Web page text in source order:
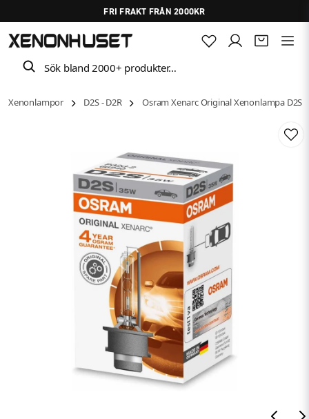
FRI FRAKT FRÅN 2000KR
Sök bland 2000+ produkter…
Xenonlampor D2S - D2R Osram Xenarc Original Xenonlampa D2S